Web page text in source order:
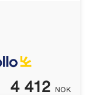
4 412 NOK